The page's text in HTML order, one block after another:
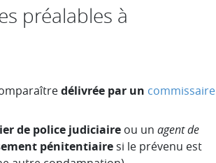
préalables à
délivrée par un commissaire
de police judiciaire ou un agent de
pénitentiaire si le prévenu est